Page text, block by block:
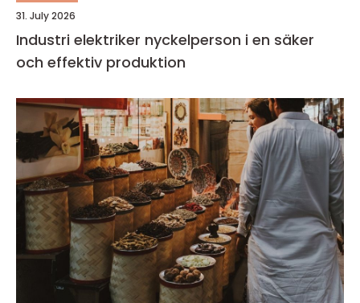
31. July 2026
Industri elektriker nyckelperson i en säker
och effektiv produktion